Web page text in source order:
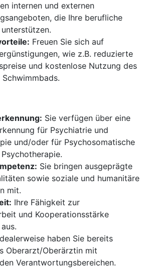
internen und externen
die Ihre berufliche
Freuen Sie sich auf
wie z.B. reduzierte
und kostenlose Nutzung des
Schwimmbads.
Sie verfügen über eine
für Psychiatrie und
und/oder für Psychosomatische
Sie bringen ausgeprägte
sowie soziale und humanitäre
mit.
Ihre Fähigkeit zur
und Kooperationsstärke
haben Sie bereits
Oberarzt/Oberärztin mit
Verantwortungsbereichen.